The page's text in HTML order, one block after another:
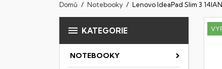
Domů Notebooky Lenovo IdeaPad Slim 3
 KATEGORIE
NOTEBOOKY